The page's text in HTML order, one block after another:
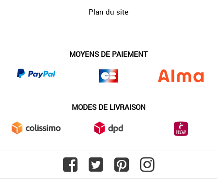
Plan du site
MOYENS DE PAIEMENT
MODES DE LIVRAISON